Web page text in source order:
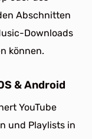
Abschnitten
Downloads
können.
& Android
YouTube
und Playlists in